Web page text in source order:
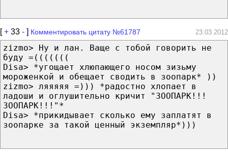
[+ 33 - ] Комментировать цитату №61787 23.03.2012
zizmo> Ну и лан. Ваще с тобой говорить не
буду =(((((((
Disa> *угощает хлюпающего носом зизьму
мороженкой и обещает сводить в зоопарк* ))
zizmo> ляяяяя =))) *радостно хлопает в
ладоши и оглушительно кричит "ЗООПАРК!!!
ЗООПАРК!!!"*
Disa> *прикидывает сколько ему заплатят в
зоопарке за такой ценный экземпляр*)))